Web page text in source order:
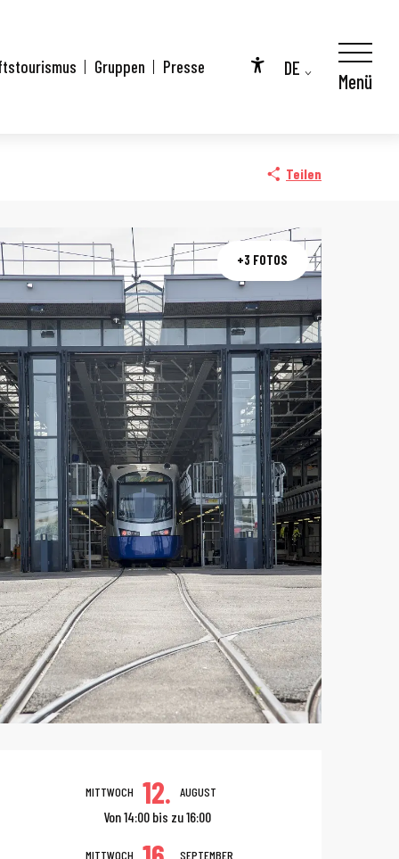
Accessibilité
DE
Gruppen Presse
Menü
Teilen
+3 FOTOS
Öffnungszeiten
MITTWOCH 12. AUGUST
Von 14:00 bis zu 16:00
MITTWOCH SEPTEMBER